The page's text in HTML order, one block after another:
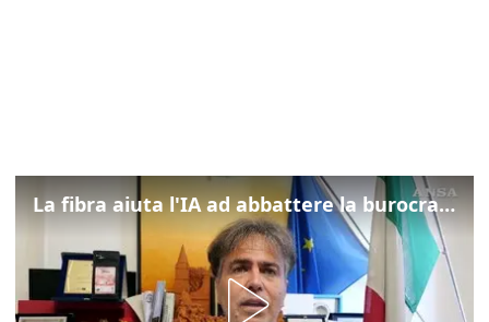
La fibra aiuta l'IA ad abbattere la burocrazia, progetto pilota in Veneto